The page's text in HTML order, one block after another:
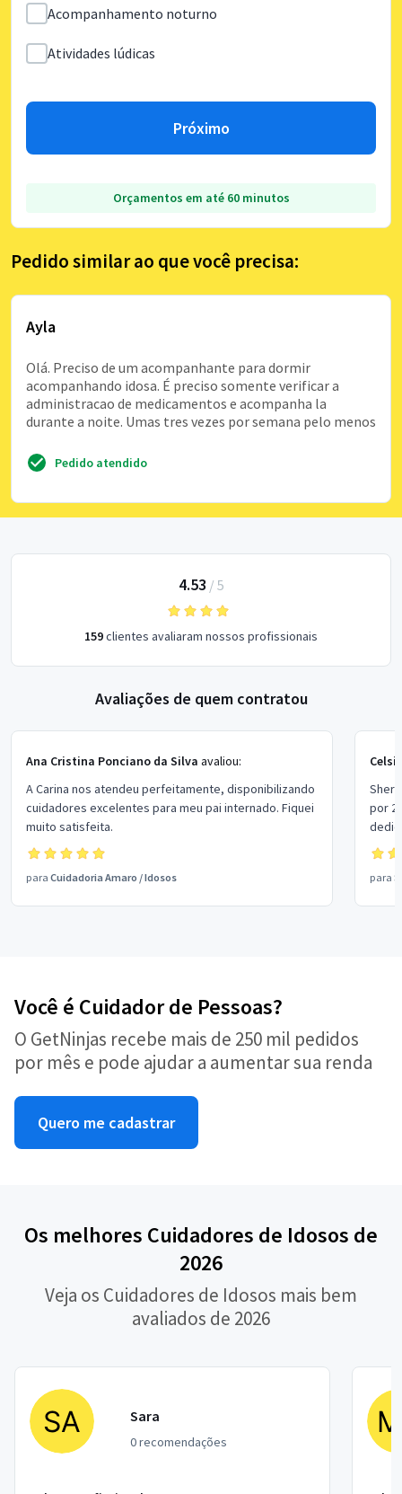
Acompanhamento noturno
Atividades lúdicas
Próximo
Orçamentos em até 60 minutos
Pedido similar ao que você precisa:
Ayla
Olá. Preciso de um acompanhante para dormir
acompanhando idosa. É preciso somente verificar a
administracao de medicamentos e acompanha la
durante a noite. Umas tres vezes por semana pelo menos
Pedido atendido
4.53 / 5
159clientes avaliaram nossos profissionais
Avaliações de quem contratou
Ana Cristina Ponciano da Silva avaliou:
A Carina nos atendeu perfeitamente, disponibilizando
cuidadores excelentes para meu pai internado. Fiquei
muito satisfeita.
para Cuidadoria Amaro /Idosos
por 2
para
Você é Cuidador de Pessoas?
O GetNinjas recebe mais de 250 mil pedidos
por mês e pode ajudar a aumentar sua renda
Quero me cadastrar
Os melhores Cuidadores de Idosos de
2026
Veja os Cuidadores de Idosos mais bem
avaliados de 2026
Sara
0 recomendações